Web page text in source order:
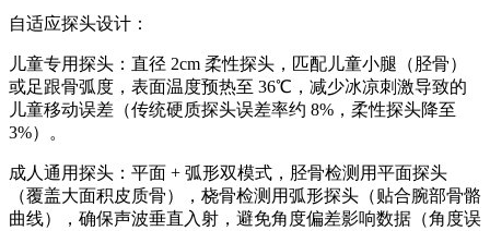
自适应探头设计：
儿童专用探头：直径 2cm 柔性探头，匹配儿童小腿（胫骨）
或足跟骨弧度，表面温度预热至 36℃，减少冰凉刺激导致的
儿童移动误差（传统硬质探头误差率约 8%，柔性探头降至
3%）。
成人通用探头：平面 + 弧形双模式，胫骨检测用平面探头
（覆盖大面积皮质骨），桡骨检测用弧形探头（贴合腕部骨骼
曲线），确保声波垂直入射，避免角度偏差影响数据（角度误